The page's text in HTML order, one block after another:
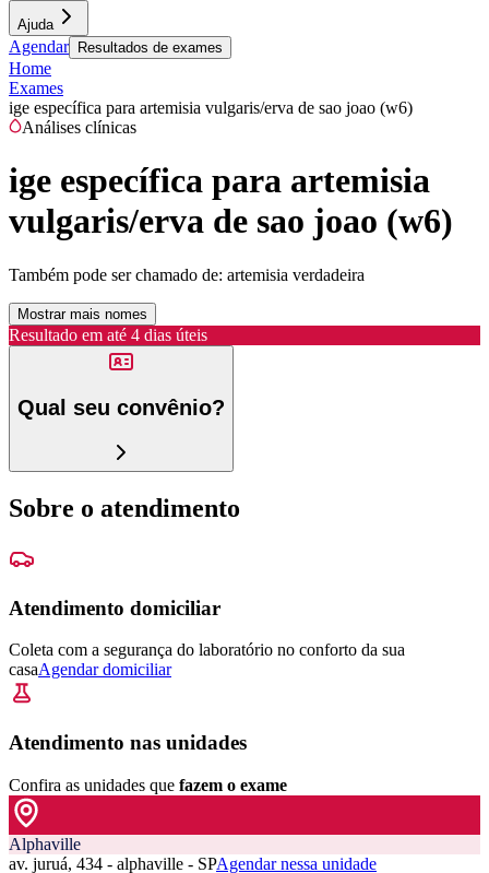
Ajuda
Agendar Resultados de exames
Home
Exames
ige específica para artemisia vulgaris/erva de sao joao (w6)
Análises clínicas
ige específica para artemisia
vulgaris/erva de sao joao (w6)
Também pode ser chamado de: artemisia verdadeira
Mostrar mais nomes
Resultado em até 4 dias úteis
Qual seu convênio?
Sobre o atendimento
Atendimento domiciliar
Coleta com a segurança do laboratório no conforto da sua
casaAgendar domiciliar
Atendimento nas unidades
Confira as unidades que fazem o exame
Alphaville
av. juruá, 434 - alphaville - SPAgendar nessa unidade